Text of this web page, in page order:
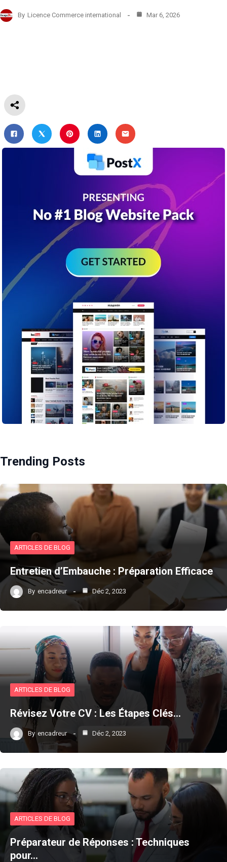
By Licence Commerce international Mar 6, 2026
Trending Posts
ARTICLES DE BLOG
Entretien d’Embauche : Préparation Efficace
By encadreur Déc 2, 2023
ARTICLES DE BLOG
Révisez Votre CV : Les Étapes Clés…
By encadreur Déc 2, 2023
ARTICLES DE BLOG
Préparateur de Réponses : Techniques
pour…